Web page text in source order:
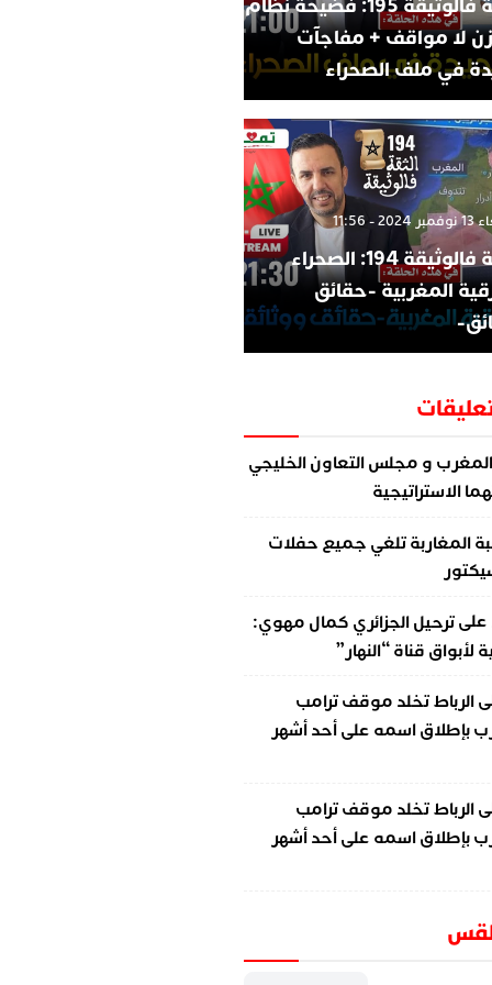
الثقة فالوثيقة 195: فضيحة نظام
لا مواقف + مفاجآت
في ملف الصحراء
- 11:56
الثقة فالوثيقة 194: الصحراء
المغربية -حقائق
المغرب و مجلس التعاون الخليجي
الاستراتيجية
المغاربة تلغي جميع حفلات
علىترحيل الجزائري كمال مهوي:
قناة “النهار”
الرباط تخلد موقف ترامب
بإطلاق اسمه على أحد أشهر
الرباط تخلد موقف ترامب
بإطلاق اسمه على أحد أشهر